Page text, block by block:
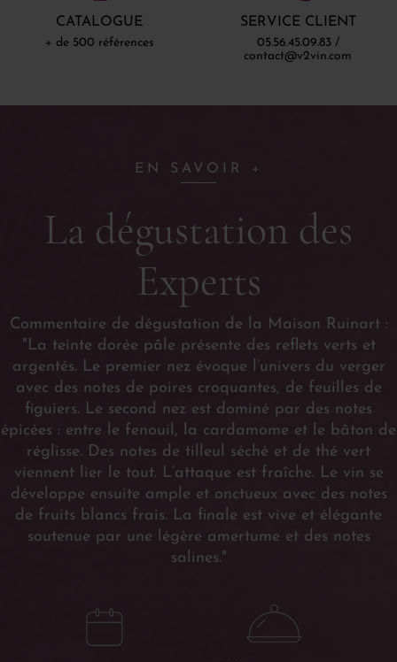
CATALOGUE
+ de 500 références
SERVICE CLIENT
05.56.45.09.83 /
contact@v2vin.com
EN SAVOIR +
La dégustation des
Experts
Commentaire de dégustation de la Maison Ruinart :
"La teinte dorée pâle présente des reflets verts et
argentés. Le premier nez évoque l’univers du verger
avec des notes de poires croquantes, de feuilles de
figuiers. Le second nez est dominé par des notes
épicées : entre le fenouil, la cardamome et le bâton de
réglisse. Des notes de tilleul séché et de thé vert
viennent lier le tout. L’attaque est fraîche. Le vin se
développe ensuite ample et onctueux avec des notes
de fruits blancs frais. La finale est vive et élégante
soutenue par une légère amertume et des notes
salines."